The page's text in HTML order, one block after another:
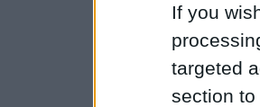
If you
targeted
section